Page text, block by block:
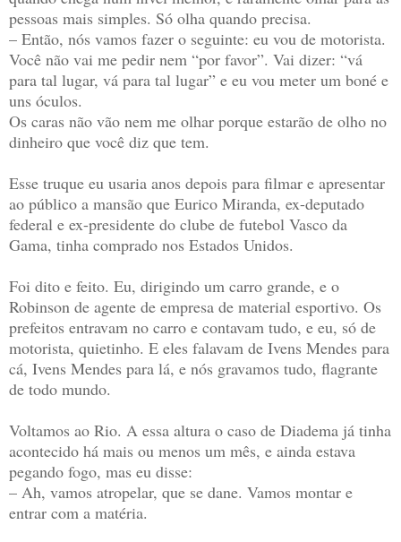
pessoas mais simples. Só olha quando precisa.
– Então, nós vamos fazer o seguinte: eu vou de motorista.
Você não vai me pedir nem “por favor”. Vai dizer: “vá
para tal lugar, vá para tal lugar” e eu vou meter um boné e
uns óculos.
Os caras não vão nem me olhar porque estarão de olho no
dinheiro que você diz que tem.
Esse truque eu usaria anos depois para filmar e apresentar
ao público a mansão que Eurico Miranda, ex-deputado
federal e ex-presidente do clube de futebol Vasco da
Gama, tinha comprado nos Estados Unidos.
Foi dito e feito. Eu, dirigindo um carro grande, e o
Robinson de agente de empresa de material esportivo. Os
prefeitos entravam no carro e contavam tudo, e eu, só de
motorista, quietinho. E eles falavam de Ivens Mendes para
cá, Ivens Mendes para lá, e nós gravamos tudo, flagrante
de todo mundo.
Voltamos ao Rio. A essa altura o caso de Diadema já tinha
acontecido há mais ou menos um mês, e ainda estava
pegando fogo, mas eu disse:
– Ah, vamos atropelar, que se dane. Vamos montar e
entrar com a matéria.